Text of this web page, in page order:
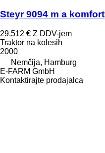
Steyr 9094 m a komfort
29.512 € Z DDV-jem
Traktor na kolesih
2000
Nemčija, Hamburg
E-FARM GmbH
Kontaktirajte prodajalca